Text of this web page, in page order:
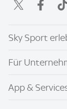
Sky Sport
Für
App &